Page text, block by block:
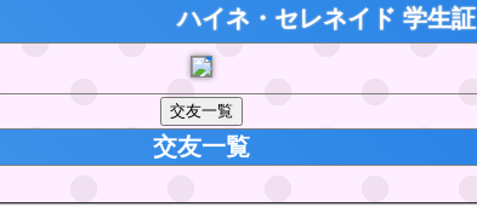
ハイネ・セレネイド 学生証
交友一覧
交友一覧